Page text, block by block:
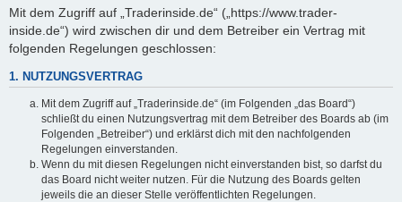
Mit dem Zugriff auf „Traderinside.de“ („https://www.trader-
inside.de“) wird zwischen dir und dem Betreiber ein Vertrag mit
folgenden Regelungen geschlossen:
1. NUTZUNGSVERTRAG
Mit dem Zugriff auf „Traderinside.de“ (im Folgenden „das Board“)
schließt du einen Nutzungsvertrag mit dem Betreiber des Boards ab (im
Folgenden „Betreiber“) und erklärst dich mit den nachfolgenden
Regelungen einverstanden.
Wenn du mit diesen Regelungen nicht einverstanden bist, so darfst du
das Board nicht weiter nutzen. Für die Nutzung des Boards gelten
jeweils die an dieser Stelle veröffentlichten Regelungen.